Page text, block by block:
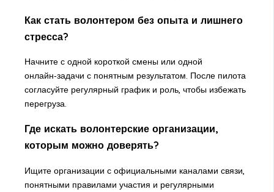
Как стать волонтером без опыта и лишнего
стресса?
Начните с одной короткой смены или одной
онлайн‑задачи с понятным результатом. После пилота
согласуйте регулярный график и роль, чтобы избежать
перегруза.
Где искать волонтерские организации,
которым можно доверять?
Ищите организации с официальными каналами связи,
понятными правилами участия и регулярными